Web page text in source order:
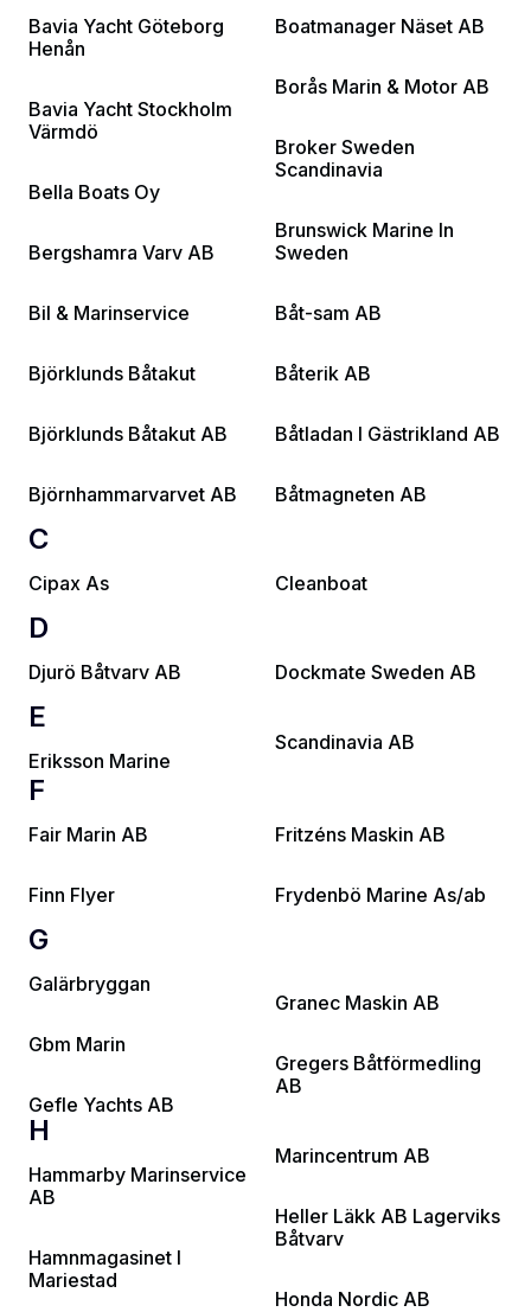
Bavia Yacht Göteborg
Henån
Bavia Yacht Stockholm
Värmdö
Bella Boats Oy
Bergshamra Varv AB
Bil & Marinservice
Björklunds Båtakut
Björklunds Båtakut AB
Björnhammarvarvet AB
Boatmanager Näset AB
Borås Marin & Motor AB
Broker Sweden
Scandinavia
Brunswick Marine In
Sweden
Båt-sam AB
Båterik AB
Båtladan I Gästrikland AB
Båtmagneten AB
C
Cipax As Cleanboat
D
Djurö Båtvarv AB Dockmate Sweden AB
E
Eriksson Marine
Scandinavia AB
F
Fair Marin AB
Finn Flyer
Fritzéns Maskin AB
Frydenbö Marine As/ab
G
Galärbryggan
Gbm Marin
Gefle Yachts AB
Granec Maskin AB
Gregers Båtförmedling
AB
H
Hammarby Marinservice
AB
Hamnmagasinet I
Mariestad
Marincentrum AB
Heller Läkk AB Lagerviks
Båtvarv
Honda Nordic AB